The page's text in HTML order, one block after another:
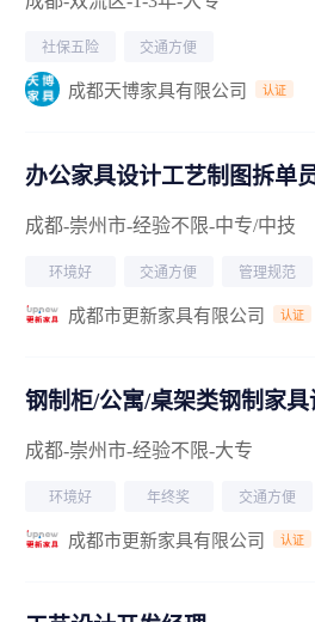
社保五险 交通方便
成都天博家具有限公司 认证
办公家具设计工艺制图拆单
成都-崇州市-经验不限-中专/中技
环境好 交通方便 管理规范
成都市更新家具有限公司 认证
钢制柜/公寓/桌架类钢制家具
成都-崇州市-经验不限-大专
环境好 年终奖 交通方便
成都市更新家具有限公司 认证